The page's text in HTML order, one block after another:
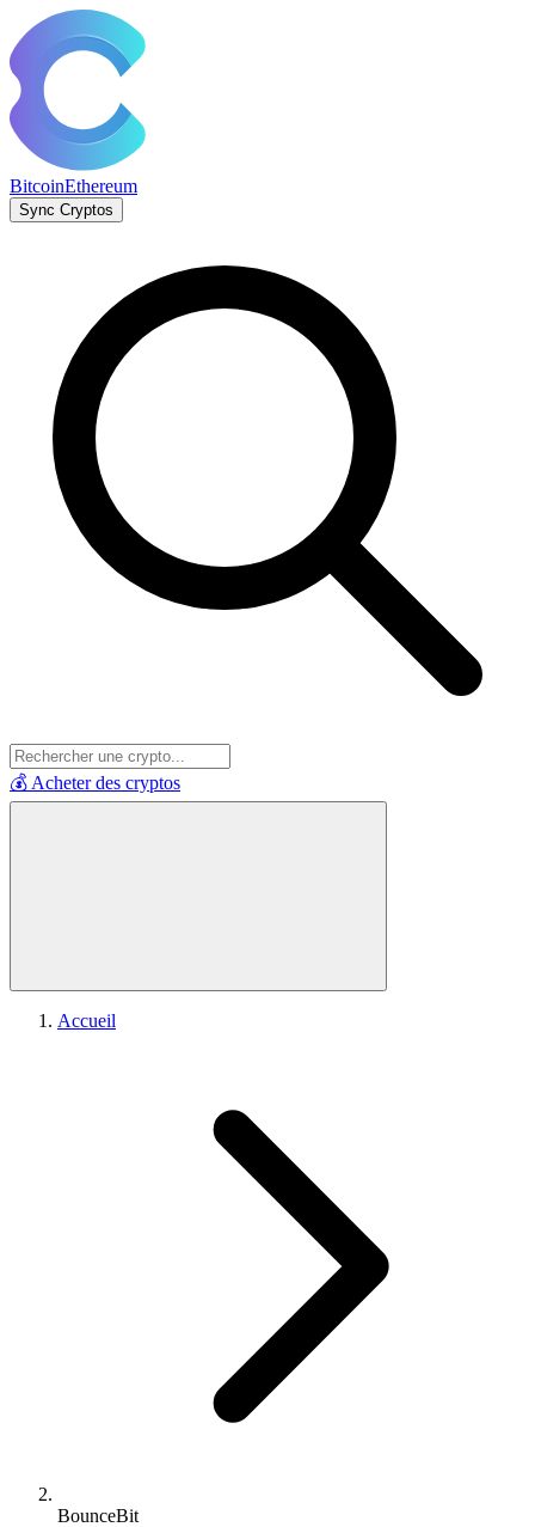
BitcoinEthereum
Sync Cryptos
💰 Acheter des cryptos
Accueil
BounceBit